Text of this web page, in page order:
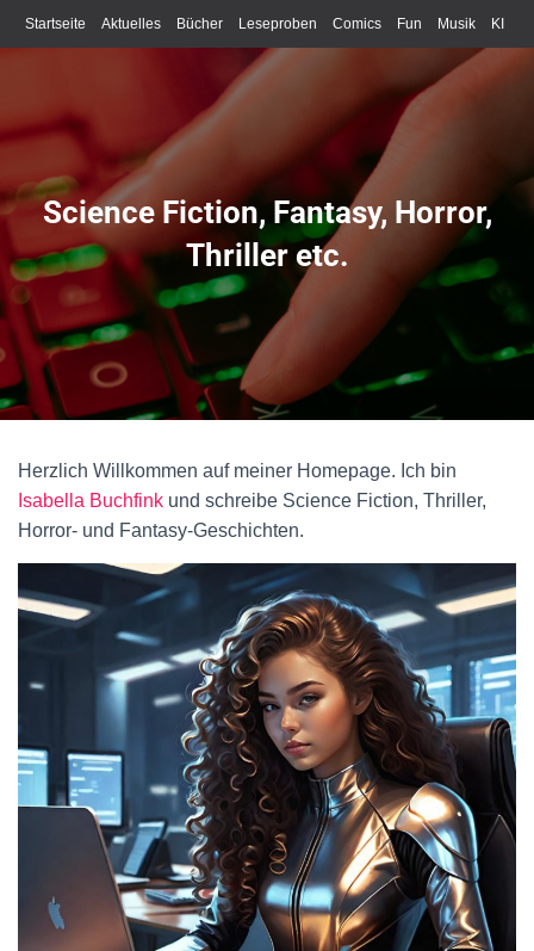
Startseite Aktuelles Bücher Leseproben Comics Fun Musik KI
Schreiben
Science Fiction, Fantasy, Horror,
Thriller etc.
Herzlich Willkommen auf meiner Homepage. Ich bin
Isabella Buchfink und schreibe Science Fiction, Thriller,
Horror- und Fantasy-Geschichten.